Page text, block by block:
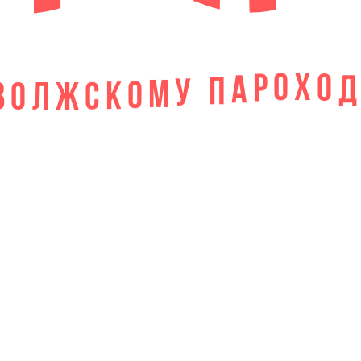
О ЛЖСКОМУ ПА РОХОД